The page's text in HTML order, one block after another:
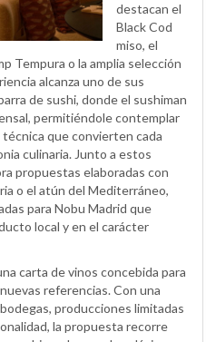
destacan el
Black Cod
miso, el
Tempura o la amplia selección
alcanza uno de sus
de sushi, donde el sushiman
permitiéndole contemplar
que convierten cada
culinaria. Junto a estos
propuestas elaboradas con
o el atún del Mediterráneo,
para Nobu Madrid que
local y en el carácter
carta de vinos concebida para
referencias. Con una
producciones limitadas
la propuesta recorre